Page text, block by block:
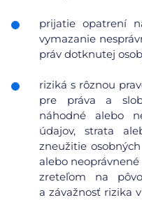
prijatie opatrení
vymazanie
práv dotknutej
riziká s rôznou
pre práva a
náhodné alebo
údajov, strata
zneužitie
alebo
zreteľom na
a závažnosť rizika